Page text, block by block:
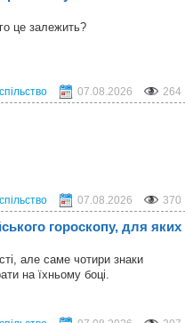
це залежить?
07.08.2026 264
07.08.2026 370
гороскопу, для яких
але саме чотири знаки
на їхньому боці.